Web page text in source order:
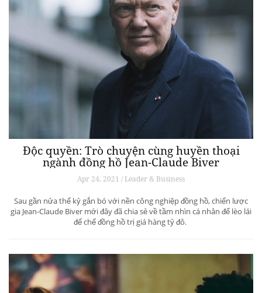
Độc quyền: Trò chuyện cùng huyền thoại
ngành đồng hồ Jean-Claude Biver
Apr 24, 2021 / Leader & Business
Sau gần nửa thế kỷ gắn bó với nền công nghiệp đồng hồ, chiến lược
gia Jean-Claude Biver mới đây đã chia sẻ về tầm nhìn cá nhân để lèo lái
đế chế đồng hồ trị giá hàng tỷ đô.